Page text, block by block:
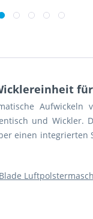
und Wickler.
einen